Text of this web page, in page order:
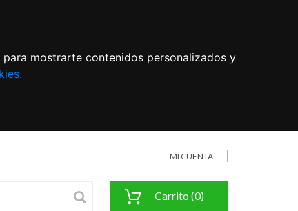
mostrarte contenidos personalizados y
MI CUENTA
Carrito (0)